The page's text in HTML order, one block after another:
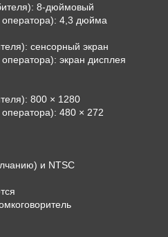
8-дюймовый
4,3 дюйма
сенсорный экран
экран дисплея
800 × 1280
480 × 272
и NTSC